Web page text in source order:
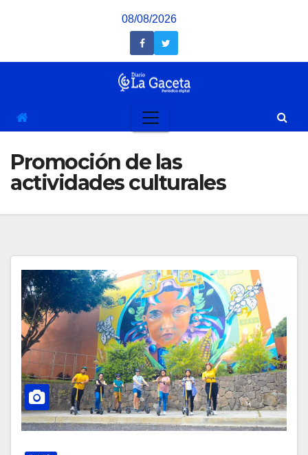
08/08/2026
Promoción de las
actividades culturales